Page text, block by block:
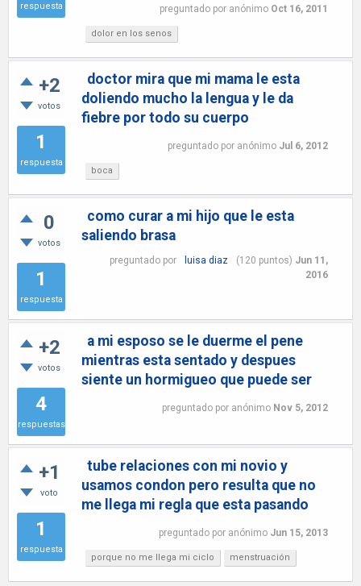
respuesta preguntado por anónimo Oct 16, 2011
dolor en los senos
+2
votos
1
respuesta
doctor mira que mi mama le esta
doliendo mucho la lengua y le da
fiebre por todo su cuerpo
preguntado por anónimo Jul 6, 2012
boca
0
votos
1
respuesta
como curar a mi hijo que le esta
saliendo brasa
preguntado por luisa diaz (120 puntos) Jun 11,
2016
+2
votos
4
respuestas
a mi esposo se le duerme el pene
mientras esta sentado y despues
siente un hormigueo que puede ser
preguntado por anónimo Nov 5, 2012
+1
voto
1
respuesta
tube relaciones con mi novio y
usamos condon pero resulta que no
me llega mi regla que esta pasando
preguntado por anónimo Jun 15, 2013
porque no me llega mi ciclo menstruación